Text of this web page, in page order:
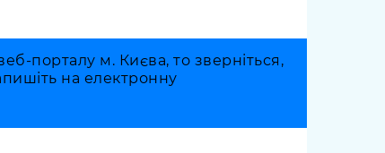
порталу м. Києва, то зверніться,
на електронну